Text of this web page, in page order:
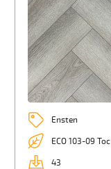
Ensten
ECO 103-09
43